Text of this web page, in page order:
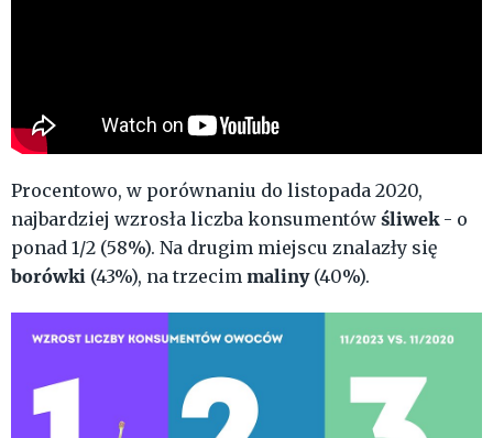
Procentowo, w porównaniu do listopada 2020,
najbardziej wzrosła liczba konsumentów śliwek - o
ponad 1/2 (58%). Na drugim miejscu znalazły się
borówki (43%), na trzecim maliny (40%).